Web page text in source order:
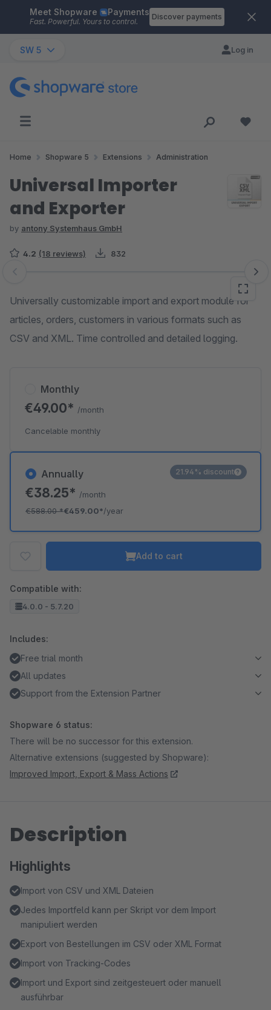
Skip to main content
Meet Shopware Payments
Fast. Powerful. Yours to control.
Discover payments
SW 5 Log in
Home Shopware 5 Extensions Administration
Universal Importer
and Exporter
by antony Systemhaus GmbH
4.2 (18 reviews) 832
Skip image gallery
Universally customizable import and export module for
articles, orders, customers in various formats such as
CSV and XML. Time controlled and detailed logging.
Annually
€38.25* /month
€588.00*€459.00*/year
21.94% discount
Monthly
€49.00* /month
Cancelable monthly
Add to cart
Compatible with:
4.0.0 - 5.7.20
Includes:
Free trial month
All updates
Support from the Extension Partner
Shopware 6 status:
There will be no successor for this extension.
Alternative extensions (suggested by Shopware):
Improved Import, Export & Mass Actions
Description
Highlights
Import von CSV und XML Dateien
Jedes Importfeld kann per Skript vor dem Import
manipuliert werden
Export von Bestellungen im CSV oder XML Format
Import von Tracking-Codes
Import und Export sind zeitgesteuert oder manuell
ausführbar